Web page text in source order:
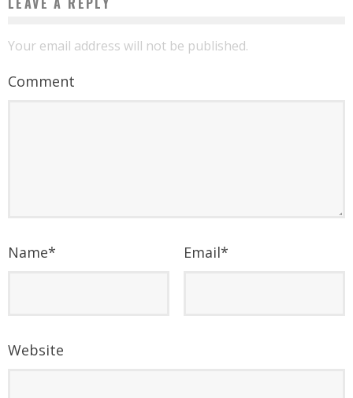
Your email address will not be published.
Comment
Name* Email*
Website